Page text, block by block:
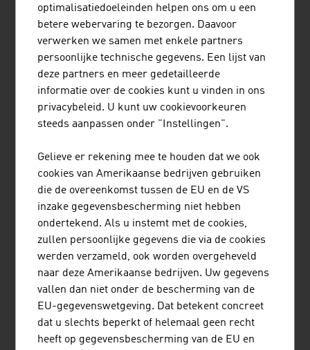
gebied van energie, naar netto-omzet in miljoenen
euro (2025)
2. Verbund AG 8.013,60
3. Wien Energie GmbH
4.
EnergieAllianz Austria GmbH
(EAA)
3.174,00
5. EVN Gruppe
6. Energie AG Oberösterreich
7. Energie Steiermark AG 2.141,20
8.
Salzburg AG für Energie, Verkehr
und Telekommunikation
2.059,00
9. Kelag - Kärntner Elektrizitäts-AG
optimalisatiedoeleinden helpen ons om u een
betere webervaring te bezorgen. Daavoor
verwerken we samen met enkele partners
persoonlijke technische gegevens. Een lijst van
deze partners en meer gedetailleerde
informatie over de cookies kunt u vinden in ons
privacybeleid. U kunt uw cookievoorkeuren
steeds aanpassen onder "Instellingen".
Gelieve er rekening mee te houden dat we ook
cookies van Amerikaanse bedrijven gebruiken
die de overeenkomst tussen de EU en de VS
inzake gegevensbescherming niet hebben
ondertekend. Als u instemt met de cookies,
zullen persoonlijke gegevens die via de cookies
werden verzameld, ook worden overgeheveld
naar deze Amerikaanse bedrijven. Uw gegevens
vallen dan niet onder de bescherming van de
EU-gegevenswetgeving. Dat betekent concreet
dat u slechts beperkt of helemaal geen recht
heeft op gegevensbescherming van de EU en